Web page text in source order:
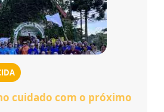
cuidado com o próximo